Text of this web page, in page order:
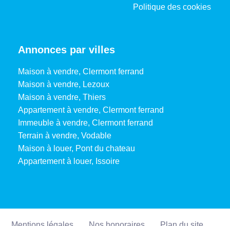
Politique des cookies
Annonces par villes
Maison à vendre, Clermont ferrand
Maison à vendre, Lezoux
Maison à vendre, Thiers
Appartement à vendre, Clermont ferrand
Immeuble à vendre, Clermont ferrand
Terrain à vendre, Vodable
Maison à louer, Pont du chateau
Appartement à louer, Issoire